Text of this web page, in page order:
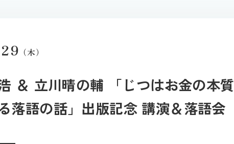
（木）
＆ 立川晴の輔 「じつはお金の本質
落語の話」出版記念 講演＆落語会